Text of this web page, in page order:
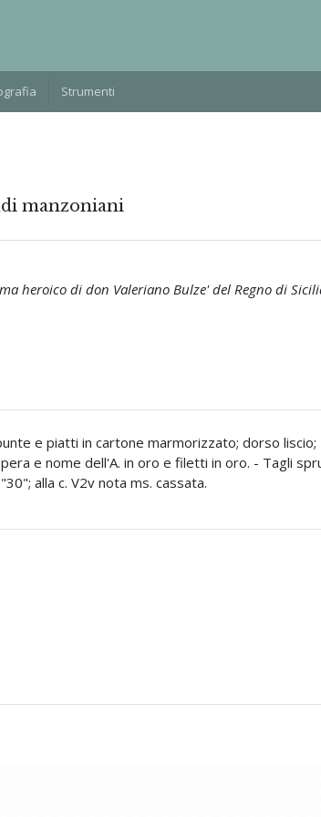
Strumenti
manzoniani
heroico di don Valeriano Bulze' del Regno di
e piatti in cartone marmorizzato; dorso liscio;
e nome dell'A. in oro e filetti in oro. - Tagli
alla c. V2v nota ms. cassata.